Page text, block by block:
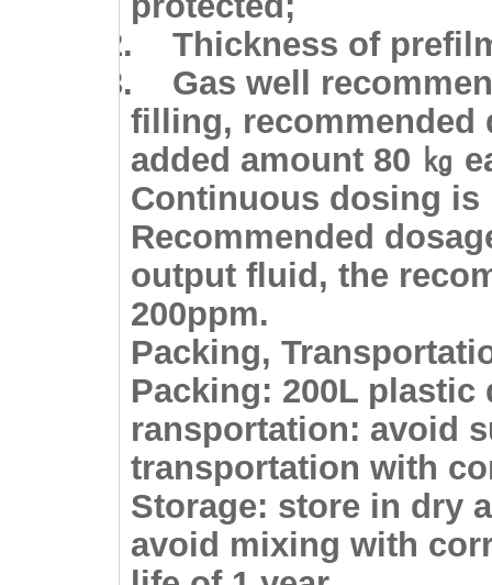
2. Thickness of
3. Gas well
filling, recommended
added amount 80 ㎏
Continuous dosing is
Recommended
output fluid, the
200ppm.
Packing,
Packing: 200L plastic
ransportation: avoid
transportation with
Storage: store in dry
avoid mixing with